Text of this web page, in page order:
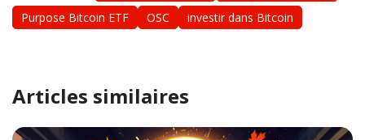
Purpose Bitcoin ETF
OSC investir dans Bitcoin
Articles similaires